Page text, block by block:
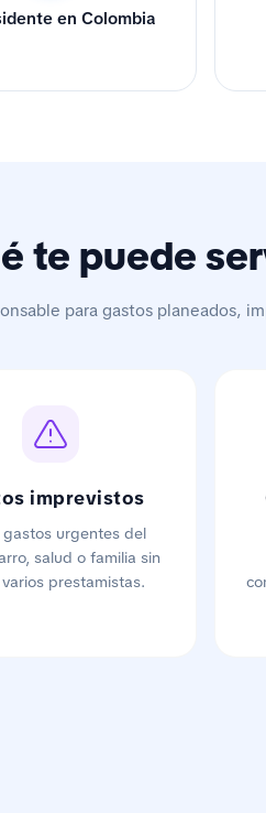
en Colombia
te puede
para gastos planeados,
imprevistos
gastos urgentes del
salud o familia sin
prestamistas.